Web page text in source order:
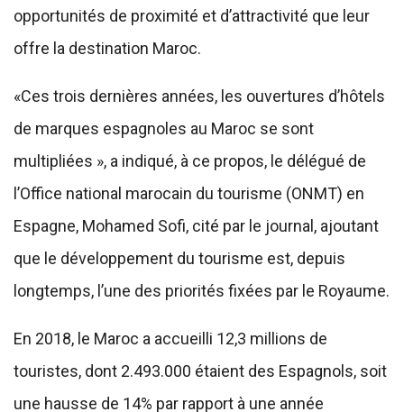
opportunités de proximité et d’attractivité que leur
offre la destination Maroc.
«Ces trois dernières années, les ouvertures d’hôtels
de marques espagnoles au Maroc se sont
multipliées », a indiqué, à ce propos, le délégué de
l’Office national marocain du tourisme (ONMT) en
Espagne, Mohamed Sofi, cité par le journal, ajoutant
que le développement du tourisme est, depuis
longtemps, l’une des priorités fixées par le Royaume.
En 2018, le Maroc a accueilli 12,3 millions de
touristes, dont 2.493.000 étaient des Espagnols, soit
une hausse de 14% par rapport à une année